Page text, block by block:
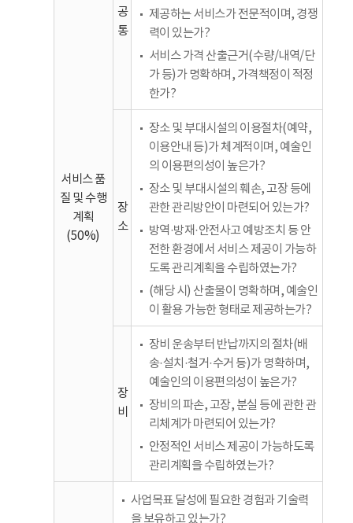
서비스 품
질 및 수행
계획
(50%)
공
통
제공하는 서비스가 전문적이며, 경쟁
력이 있는가?
서비스 가격 산출근거(수량/내역/단
가 등)가 명확하며, 가격책정이 적정
한가?
장
소
장소 및 부대시설의 이용절차(예약,
이용안내 등)가 체계적이며, 예술인
의 이용편의성이 높은가?
장소 및 부대시설의 훼손, 고장 등에
관한 관리방안이 마련되어 있는가?
방역·방재·안전사고 예방조치 등 안
전한 환경에서 서비스 제공이 가능하
도록 관리계획을 수립하였는가?
(해당 시) 산출물이 명확하며, 예술인
이 활용 가능한 형태로 제공하는가?
장
비
장비 운송부터 반납까지의 절차(배
송·설치·철거·수거 등)가 명확하며,
예술인의 이용편의성이 높은가?
장비의 파손, 고장, 분실 등에 관한 관
리체계가 마련되어 있는가?
안정적인 서비스 제공이 가능하도록
관리계획을 수립하였는가?
사업목표 달성에 필요한 경험과 기술력
을 보유하고 있는가?